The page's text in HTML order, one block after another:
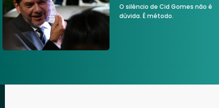
O silêncio de Cid Gomes não é
dúvida. É método.